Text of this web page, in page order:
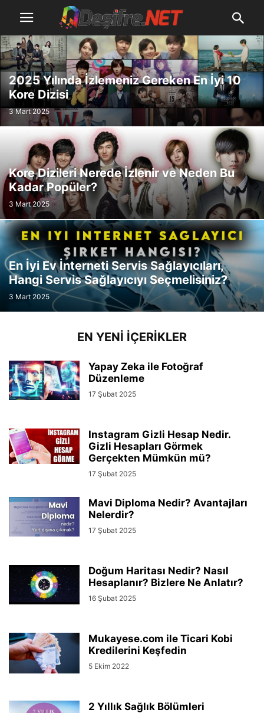
2025 Yılında İzlemeniz Gereken En İyi 10
Kore Dizisi
3 Mart 2025
Kore Dizileri Nerede İzlenir ve Neden Bu
Kadar Popüler?
3 Mart 2025
En İyi Ev İnterneti Servis Sağlayıcıları,
Hangi Servis Sağlayıcıyı Seçmelisiniz?
3 Mart 2025
EN YENI İÇERIKLER
Yapay Zeka ile Fotoğraf
Düzenleme
17 Şubat 2025
Instagram Gizli Hesap Nedir.
Gizli Hesapları Görmek
Gerçekten Mümkün mü?
17 Şubat 2025
Mavi Diploma Nedir? Avantajları
Nelerdir?
17 Şubat 2025
Doğum Haritası Nedir? Nasıl
Hesaplanır? Bizlere Ne Anlatır?
16 Şubat 2025
Mukayese.com ile Ticari Kobi
Kredilerini Keşfedin
5 Ekim 2022
2 Yıllık Sağlık Bölümleri